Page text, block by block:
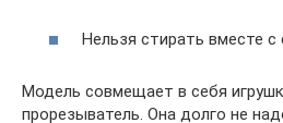
Нельзя стирать вместе с
Модель совмещает в себя
прорезыватель. Она долго не